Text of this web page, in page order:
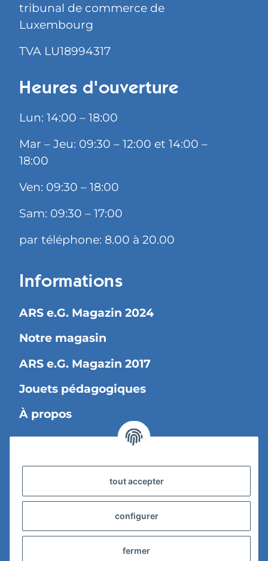
tribunal de commerce de
Luxembourg
TVA LU18994317
Heures d'ouverture
Lun: 14:00 – 18:00
Mar – Jeu: 09:30 – 12:00 et 14:00 –
18:00
Ven: 09:30 – 18:00
Sam: 09:30 – 17:00
par téléphone: 8.00 à 20.00
Informations
ARS e.G. Magazin 2024
Notre magasin
ARS e.G. Magazin 2017
Jouets pédagogiques
À propos
Informations sur la livraison
Conditions d'utilisation
tout accepter
configurer
fermer